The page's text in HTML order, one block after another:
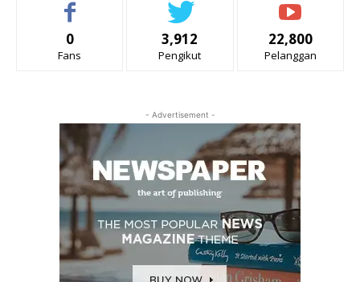
0
Fans
3,912
Pengikut
22,800
Pelanggan
- Advertisement -